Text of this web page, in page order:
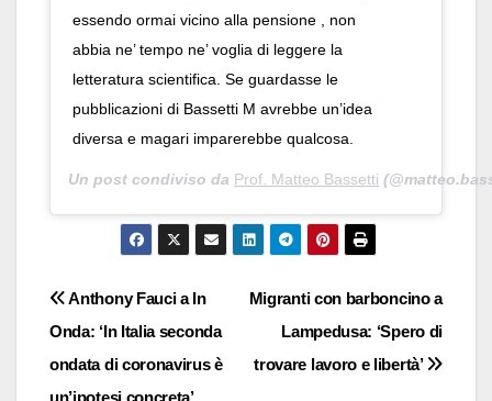
essendo ormai vicino alla pensione , non
abbia ne’ tempo ne’ voglia di leggere la
letteratura scientifica. Se guardasse le
pubblicazioni di Bassetti M avrebbe un’idea
diversa e magari imparerebbe qualcosa.
Un post condiviso da Prof. Matteo Bassetti
Navigazione
articoli
Migranti con barboncino a
Lampedusa: ‘Spero di
trovare lavoro e libertà’
Anthony Fauci a In
Onda: ‘In Italia seconda
ondata di coronavirus è
un’ipotesi concreta’